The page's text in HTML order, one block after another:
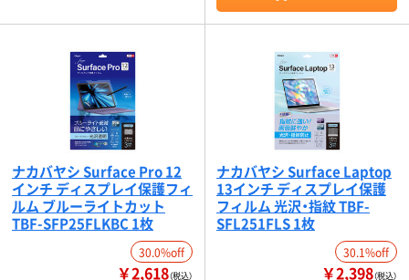
ナカバヤシ Surface Pro 12
インチ ディスプレイ保護フィ
ルム ブルーライトカット
TBF-SFP25FLKBC 1枚
30.0%off
￥2,618（税込）
ナカバヤシ Surface Laptop
13インチ ディスプレイ保護
フィルム 光沢・指紋 TBF-
SFL251FLS 1枚
30.1%off
￥2,398（税込）